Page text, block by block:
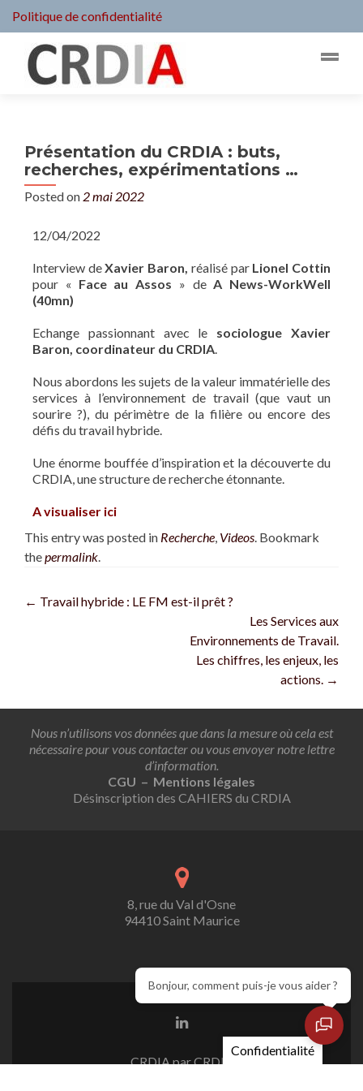
Politique de confidentialité
Présentation du CRDIA : buts,
recherches, expérimentations …
Posted on 2 mai 2022
12/04/2022
Interview deXavier Baron, réalisé par Lionel Cottin
pour « Face au Assos » deA News-WorkWell
(40mn)
Echange passionnant avec le sociologue Xavier
Baron, coordinateur du CRDIA.
Nous abordons les sujets de la valeur immatérielle des
services à l’environnement de travail (que vaut un
sourire ?), du périmètre de la filière ou encore des
défis du travail hybride.
Une énorme bouffée d’inspiration et la découverte du
CRDIA, une structure de recherche étonnante.
A visualiser ici
This entry was posted in Recherche, Videos. Bookmark
thepermalink.
← Travail hybride : LE FM est-il prêt ?
Les Services aux
Environnements de Travail.
Les chiffres, les enjeux, les
actions. →
Nous n’utilisons vos données que dans la mesure où cela est
nécessaire pour vous contacter ou vous envoyer notre lettre
d’information.
CGU – Mentions légales
Désinscription des CAHIERS du CRDIA
8, rue du Val d'Osne
94410 Saint Maurice
CRDIA par CRDIA
Bonjour, comment puis-je vous aider ?
Confidentialité